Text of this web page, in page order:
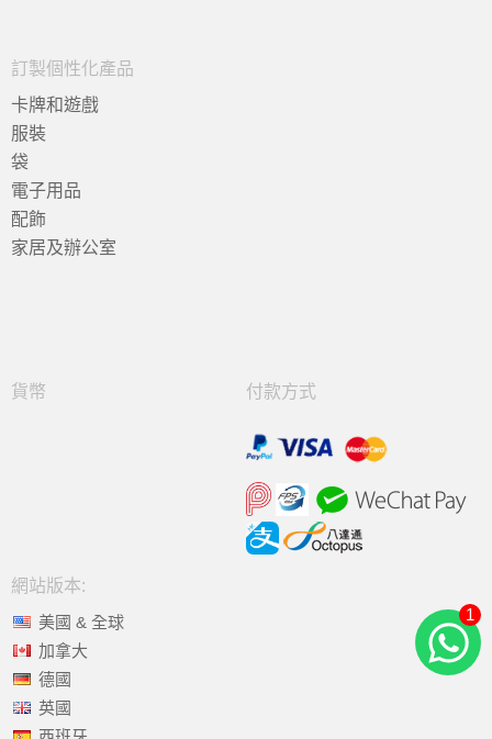
訂製個性化產品
卡牌和遊戲
服裝
袋
電子用品
配飾
家居及辦公室
貨幣 付款方式
網站版本:
美國 & 全球
加拿大
德國
英國
1